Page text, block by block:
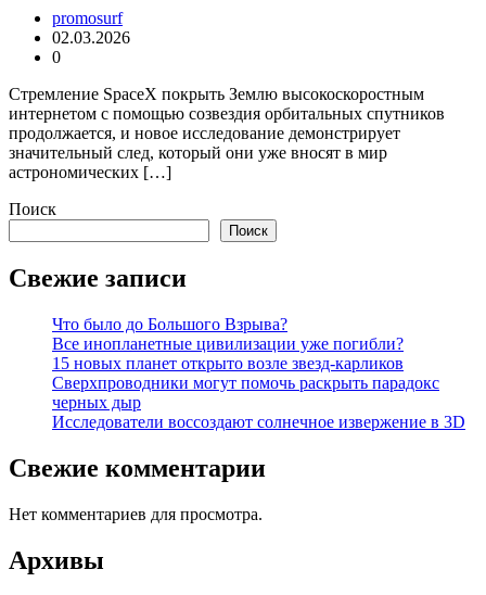
promosurf
02.03.2026
0
Стремление SpaceX покрыть Землю высокоскоростным
интернетом с помощью созвездия орбитальных спутников
продолжается, и новое исследование демонстрирует
значительный след, который они уже вносят в мир
астрономических […]
Поиск
Поиск
Свежие записи
Что было до Большого Взрыва?
Все инопланетные цивилизации уже погибли?
15 новых планет открыто возле звезд-карликов
Сверхпроводники могут помочь раскрыть парадокс
черных дыр
Исследователи воссоздают солнечное извержение в 3D
Свежие комментарии
Нет комментариев для просмотра.
Архивы